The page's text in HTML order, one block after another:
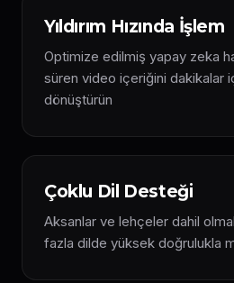
Yıldırım Hızında İşlem
Optimize edilmiş yapay zeka
süren video içeriğini dakikalar
dönüştürün
Çoklu Dil Desteği
Aksanlar ve lehçeler dahil
fazla dilde yüksek doğrulukla